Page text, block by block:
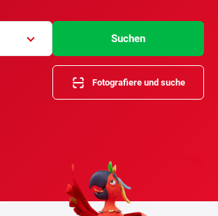
Suchen
Fotografiere und suche